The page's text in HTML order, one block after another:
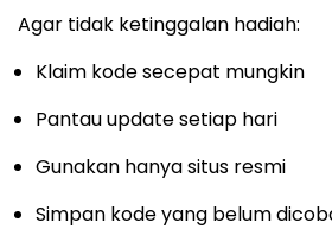
Agar tidak ketinggalan hadiah:
Klaim kode secepat mungkin
Pantau update setiap hari
Gunakan hanya situs resmi
Simpan kode yang belum